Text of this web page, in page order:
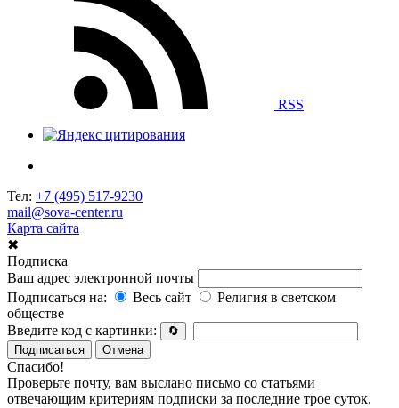
RSS
Тел: +7 (495) 517-9230
mail@sova-center.ru
Карта сайта
✖
Подписка
Ваш адрес электронной почты
Подписаться на:
Весь сайт
Религия в светском
обществе
Введите код с картинки:
🔄
Подписаться
Отмена
Спасибо!
Проверьте почту, вам выслано письмо со статьями
отвечающим критериям подписки за последние трое суток.